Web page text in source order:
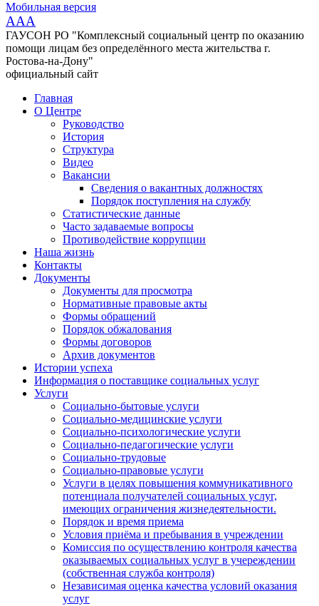
Мобильная версия
AAA
ГАУСОН РО "Комплексный социальный центр по оказанию
помощи лицам без определённого места жительства г.
Ростова-на-Дону"
официальный сайт
Главная
О Центре
Руководство
История
Структура
Видео
Вакансии
Сведения о вакантных должностях
Порядок поступления на службу
Статистические данные
Часто задаваемые вопросы
Противодействие коррупции
Наша жизнь
Контакты
Документы
Документы для просмотра
Нормативные правовые акты
Формы обращений
Порядок обжалования
Формы договоров
Архив документов
Истории успеха
Информация о поставщике социальных услуг
Услуги
Социально-бытовые услуги
Социально-медицинские услуги
Социально-психологические услуги
Социально-педагогические услуги
Социально-трудовые
Социально-правовые услуги
Услуги в целях повышения коммуникативного
потенциала получателей социальных услуг,
имеющих ограничения жизнедеятельности.
Порядок и время приема
Условия приёма и пребывания в учреждении
Комиссия по осуществлению контроля качества
оказываемых социальных услуг в учереждении
(собственная служба контроля)
Независимая оценка качества условий оказания
услуг